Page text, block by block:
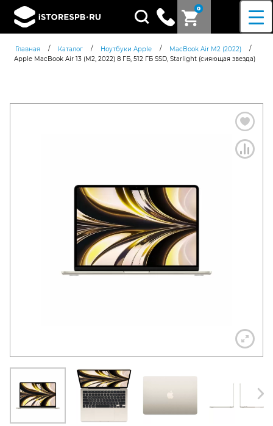
0
Поиск
товаров
Главная / Каталог / Ноутбуки Apple / MacBook Air M2 (2022)
/
Apple MacBook Air 13 (M2, 2022) 8 ГБ, 512 ГБ SSD, Starlight (сияющая звезда)
Согласен cполитикой
+7 812 318-40-14
(c 10:00 до 21:00, без
выходных)